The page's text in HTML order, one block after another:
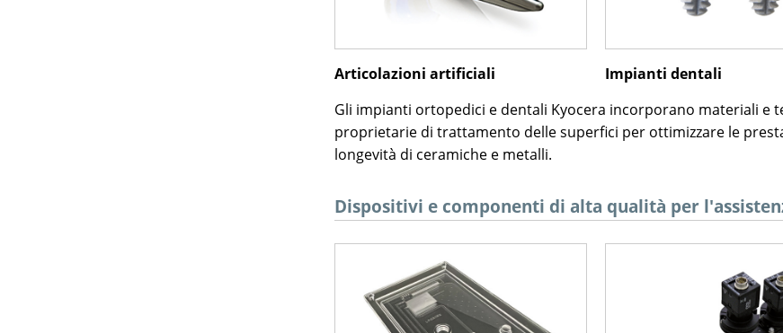
Articolazioni artificiali
Impianti dentali
Gli impianti ortopedici e dentali Kyocera incorporano materiali e
proprietarie di trattamento delle superfici per ottimizzare le
longevità di ceramiche e metalli.
Dispositivi e componenti di alta qualità per